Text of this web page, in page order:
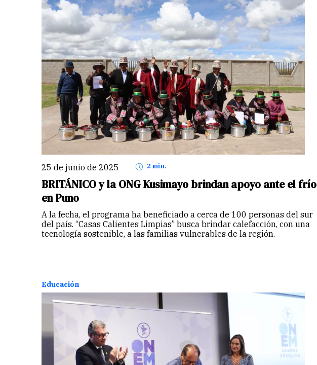
25 de junio de 2025 2 min.
BRITÁNICO y la ONG Kusimayo brindan apoyo ante el frío
en Puno
A la fecha, el programa ha beneficiado a cerca de 100 personas del sur
del país. “Casas Calientes Limpias” busca brindar calefacción, con una
tecnología sostenible, a las familias vulnerables de la región.
Educación